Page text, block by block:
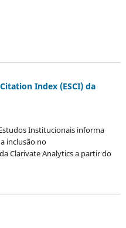
Index (ESCI) da
Institucionais informa
inclusão no
Clarivate Analytics a partir do